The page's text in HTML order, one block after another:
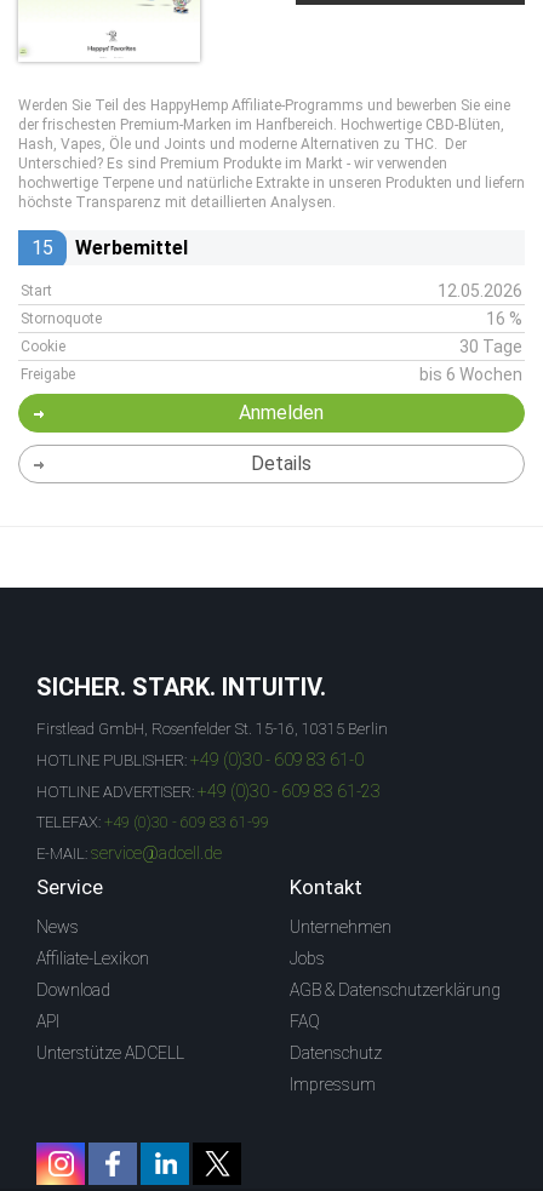
Werden Sie Teil des HappyHemp Affiliate-Programms und bewerben Sie eine
der frischesten Premium-Marken im Hanfbereich. Hochwertige CBD-Blüten,
Hash, Vapes, Öle und Joints und moderne Alternativen zu THC. Der
Unterschied? Es sind Premium Produkte im Markt - wir verwenden
hochwertige Terpene und natürliche Extrakte in unseren Produkten und liefern
höchste Transparenz mit detaillierten Analysen.
15 Werbemittel
Start 12.05.2026
Stornoquote 16 %
Cookie 30 Tage
Freigabe bis 6 Wochen
Anmelden
Details
SICHER. STARK. INTUITIV.
Firstlead GmbH, Rosenfelder St. 15-16, 10315 Berlin
HOTLINE PUBLISHER: +49 (0)30 - 609 83 61-0
HOTLINE ADVERTISER: +49 (0)30 - 609 83 61-23
TELEFAX: +49 (0)30 - 609 83 61-99
E-MAIL: service@adcell.de
Service
News
Affiliate-Lexikon
Download
API
Unterstütze ADCELL
Kontakt
Unternehmen
Jobs
AGB & Datenschutzerklärung
FAQ
Datenschutz
Impressum